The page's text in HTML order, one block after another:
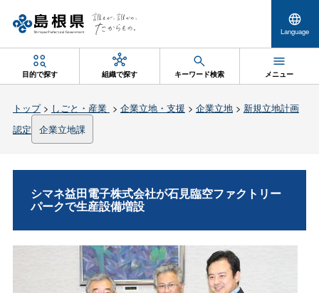
Language
目的で探す 組織で探す キーワード検索 メニュー
トップ> しごと・産業 > 企業立地・支援 > 企業立地> 新規立地計画
認定
企業立地課
シマネ益田電子株式会社が石見臨空ファクトリー
パークで生産設備増設